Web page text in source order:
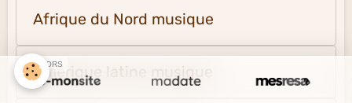
Afrique du Nord musique
Amérique latine musique
SPONSORS